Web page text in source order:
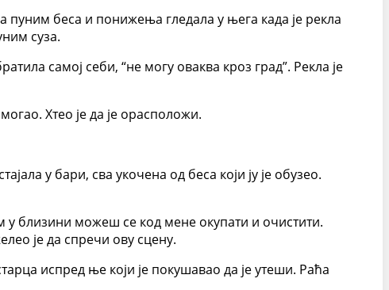
беса и понижења гледала у њега када је рекла
суза.
самој себи, “не могу оваква кроз град”. Рекла је
Хтео је да је орасположи.
у бари, сва укочена од беса који ју је обузео.
у близини можеш се код мене окупати и очистити.
је да спречи ову сцену.
испред ње који је покушавао да је утеши. Раћа